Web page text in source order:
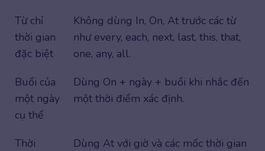
Từ chỉ
thời gian
đặc biệt
Không dùng In, On, At trước các từ
như every, each, next, last, this, that,
one, any, all.
Buổi của
một ngày
cụ thể
Dùng On + ngày + buổi khi nhắc đến
một thời điểm xác định.
Thời
Dùng At với giờ và các mốc thời gian